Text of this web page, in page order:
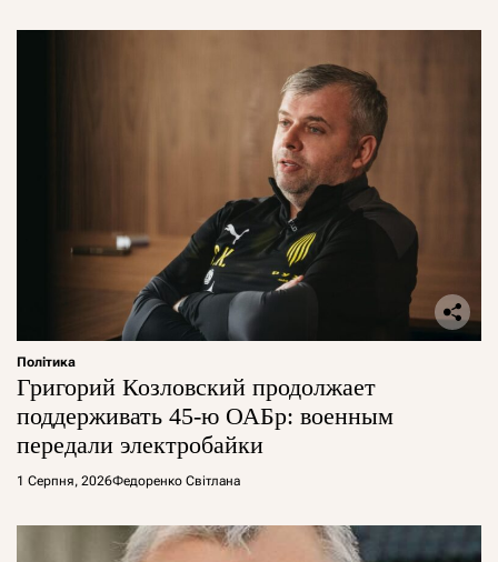
Політика
Григорий Козловский продолжает
поддерживать 45-ю ОАБр: военным
передали электробайки
1 Серпня, 2026Федоренко Світлана